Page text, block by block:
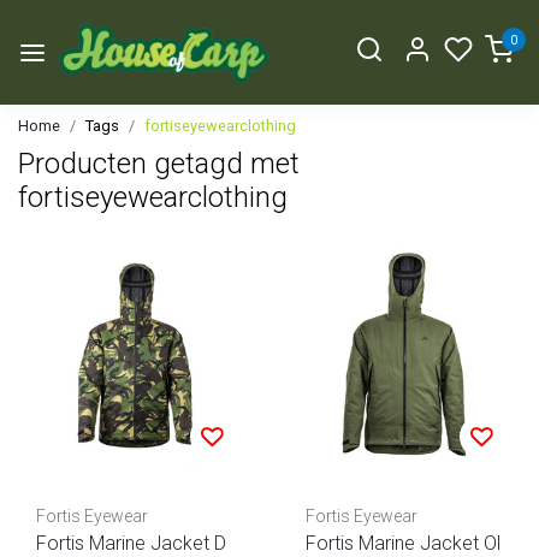
0
Home Tags fortiseyewearclothing
Producten getagd met
fortiseyewearclothing
Fortis Eyewear
Fortis Marine Jacket D
Fortis Eyewear
Fortis Marine Jacket Ol